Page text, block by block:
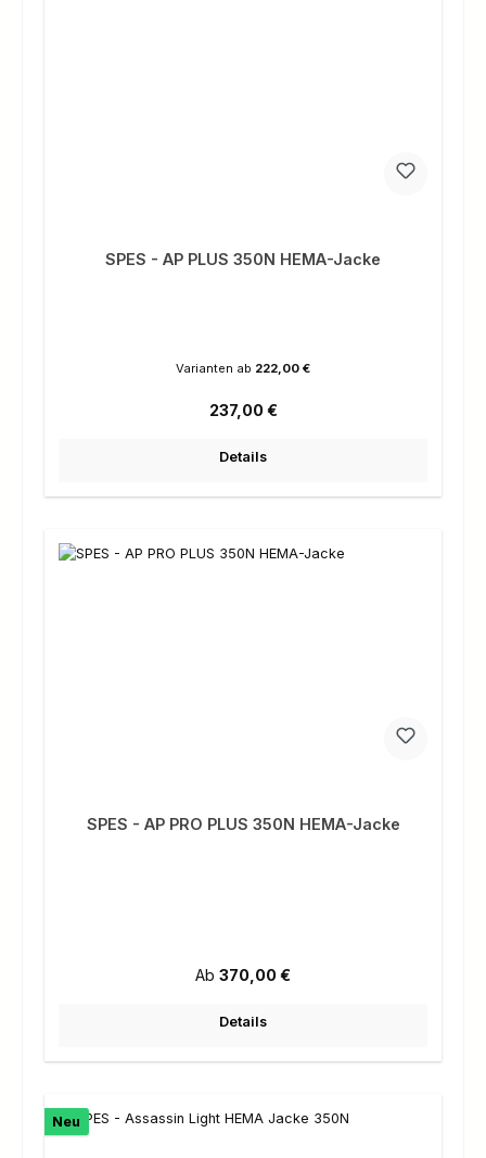
SPES - AP PLUS 350N HEMA-Jacke
Varianten ab 222,00 €
Regulärer Preis:
237,00 €
Details
SPES - AP PRO PLUS 350N HEMA-Jacke
Regulärer Preis:
Ab 370,00 €
Details
Neu